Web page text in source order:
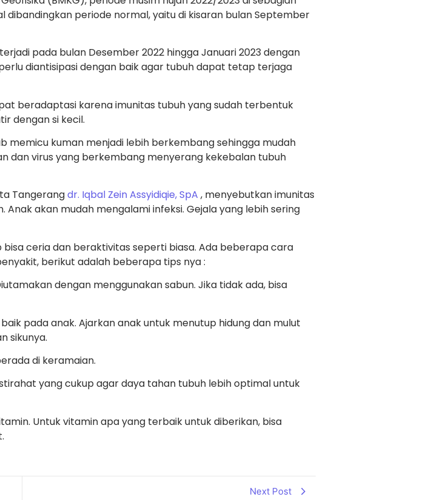
dibandingkan periode normal, yaitu di kisaran bulan September
pada bulan Desember 2022 hingga Januari 2023 dengan
diantisipasi dengan baik agar tubuh dapat tetap terjaga
beradaptasi karena imunitas tubuh yang sudah terbentuk
dengan si kecil.
memicu kuman menjadi lebih berkembang sehingga mudah
dan virus yang berkembang menyerang kekebalan tubuh
Tangerangdr. Iqbal Zein Assyidiqie, SpA , menyebutkan imunitas
akan mudah mengalami infeksi. Gejala yang lebih sering
ceria dan beraktivitas seperti biasa. Ada beberapa cara
berikut adalah beberapa tips nya :
dengan menggunakan sabun. Jika tidak ada, bisa
pada anak. Ajarkan anak untuk menutup hidung dan mulut
sikunya.
di keramaian.
yang cukup agar daya tahan tubuh lebih optimal untuk
Untuk vitamin apa yang terbaik untuk diberikan, bisa
Next Post